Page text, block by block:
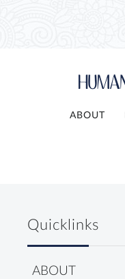
ABOUT
Quicklinks
ABOUT